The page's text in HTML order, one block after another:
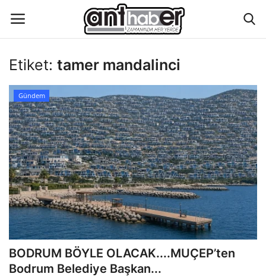
Eğitim
Aktüel Magazin
Hakkımızda
İletişim
Asayiş
Çevre
Etiket: tamer mandalinci
Gündem
BODRUM BÖYLE OLACAK....MUÇEP’ten
Bodrum Belediye Başkan...